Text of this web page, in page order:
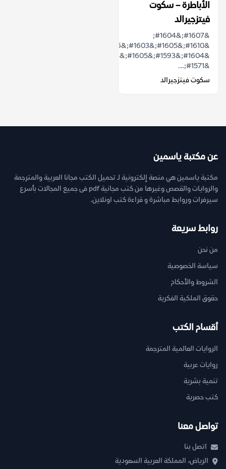
الأباطرة – سكوت
فيتزجيرالد
&#1607;&#1604;
&#1571;...
سكوت فيتزجيرالد
عن مكتبة ياسمين
مكتبة ياسمين هي منصة إلكترونية لـ تحميل الكتب مجانا العربية والمترجمة
والروايات والقصص وغيرها من كتب مجانية pdf فى جميع المجالات بأسرع
سيرفرات وروابط مباشرة و قراءة كتب اونلاين.
روابط سريعة
من نحن
سياسة الخصوصية
الشروط والأحكام
حقوق الملكية الفكرية
أقسام الكتب
الروايات العالمية المترجمة
روايات عربية
تنمية بشرية
كتب حصرية
تواصل معنا
اتصل بنا
الرياض، المملكة العربية السعودية